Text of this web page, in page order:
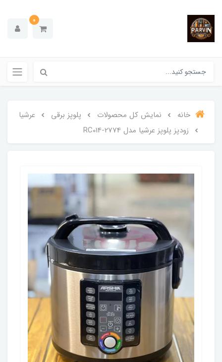
0
خانه نمایش کل محصولات پلوپز برقی
عرشیا
زودپز پلوپز عرشیا مدل RC014-2774